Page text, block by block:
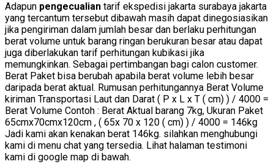
Adapun pengecualian tarif ekspedisi jakarta surabaya jakarta
yang tercantum tersebut dibawah masih dapat dinegosiasikan
jika pengiriman dalam jumlah besar dan berlaku perhitungan
berat volume untuk barang ringan berukuran besar atau dapat
juga diberlakukan tarif perhitungan kubikasi jika
memungkinkan. Sebagai pertimbangan bagi calon customer.
Berat Paket bisa berubah apabila berat volume lebih besar
daripada berat aktual. Rumusan perhitungannya Berat Volume
kiriman Transportasi Laut dan Darat ( P x L x T ( cm) ) / 4000 =
Berat Volume Contoh : Berat Aktual barang 7kg, Ukuran Paket
65cmx70cmx120cm , ( 65x 70 x 120 ( cm) ) / 4000 = 146kg
Jadi kami akan kenakan berat 146kg. silahkan menghubungi
kami di menu chat yang tersedia. Lihat halaman testimoni
kami di google map di bawah.